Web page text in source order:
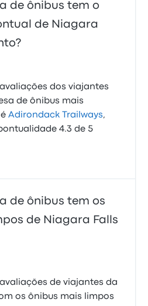
de ônibus tem o
de Niagara
dos viajantes
de ônibus mais
éAdirondack Trailways,
4.3 de 5
de ônibus tem os
de Niagara Falls
de viajantes da
os ônibus mais limpos